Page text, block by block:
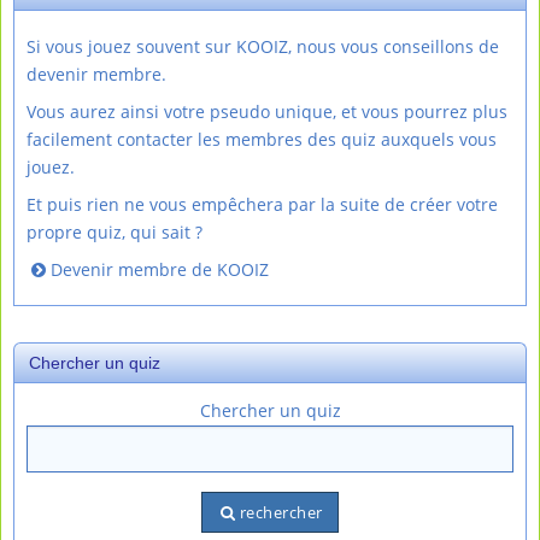
Si vous jouez souvent sur KOOIZ, nous vous conseillons de
devenir membre.
Vous aurez ainsi votre pseudo unique, et vous pourrez plus
facilement contacter les membres des quiz auxquels vous
jouez.
Et puis rien ne vous empêchera par la suite de créer votre
propre quiz, qui sait ?
Devenir membre de KOOIZ
Chercher un quiz
Chercher un quiz
rechercher